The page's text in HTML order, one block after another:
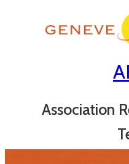
Association